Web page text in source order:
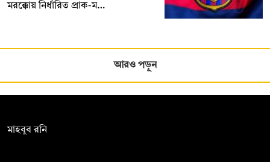
মরক্কোয় নির্ধারিত প্রাক-ম…
আরও পড়ুন
মাহবুব রনি